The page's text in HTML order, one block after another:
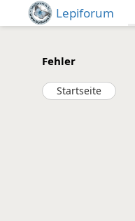
Lepiforum
Fehler
Startseite